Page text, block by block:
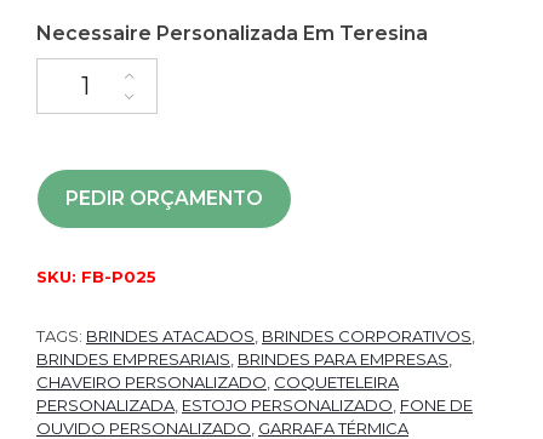
Necessaire Personalizada Em Teresina
PEDIR ORÇAMENTO
SKU: FB-P025
TAGS: BRINDES ATACADOS BRINDES CORPORATIVOS
BRINDES EMPRESARIAIS BRINDES PARA EMPRESAS
CHAVEIRO PERSONALIZADO COQUETELEIRA
PERSONALIZADA ESTOJO PERSONALIZADO FONE DE
OUVIDO PERSONALIZADO GARRAFA TÉRMICA